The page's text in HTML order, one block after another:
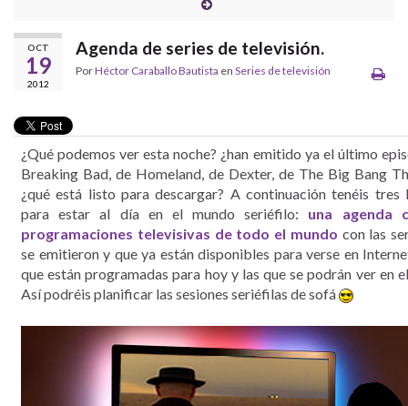
OCT
19
2012
Agenda de series de televisión.
PorHéctor Caraballo Bautista en Series de televisión
¿Qué podemos ver esta noche? ¿han emitido ya el último
Breaking Bad, de Homeland, de Dexter, de The Big Bang
¿qué está listo para descargar? A continuación tenéis tres
para estar al día en el mundo seriéfilo: una agenda
programaciones televisivas de todo el mundo con las
se emitieron y que ya están disponibles para verse en
que están programadas para hoy y las que se podrán ver en
Así podréis planificar las sesiones seriéfilas de sofá